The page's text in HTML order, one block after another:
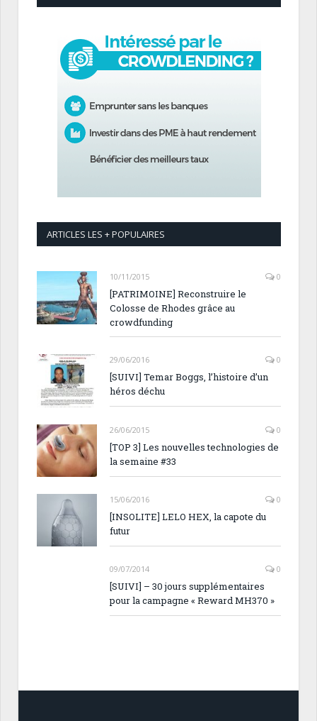
ARTICLES LES + POPULAIRES
10/11/2015 0
[PATRIMOINE] Reconstruire le
Colosse de Rhodes grâce au
crowdfunding
29/06/2016 0
[SUIVI] Temar Boggs, l’histoire d’un
héros déchu
26/06/2015 0
[TOP 3] Les nouvelles technologies de
la semaine #33
15/06/2016 0
[INSOLITE] LELO HEX, la capote du
futur
09/07/2014 0
[SUIVI] – 30 jours supplémentaires
pour la campagne « Reward MH370 »